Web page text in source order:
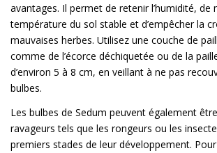
avantages. Il permet de retenir l’humidité, de
température du sol stable et d’empêcher la
mauvaises herbes. Utilisez une couche de
comme de l’écorce déchiquetée ou de la
d’environ 5 à 8 cm, en veillant à ne pas
bulbes.
Les bulbes de Sedum peuvent également
ravageurs tels que les rongeurs ou les
premiers stades de leur développement.